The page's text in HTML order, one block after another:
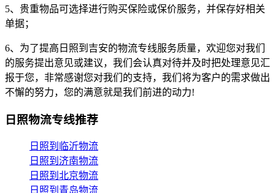
5、贵重物品可选择进行购买保险或保价服务，并保存好相关
单据；
6、为了提高日照到吉安的物流专线服务质量，欢迎您对我们
的服务提出意见或建议，我们会认真对待并及时把处理意见汇
报于您，非常感谢您对我们的支持，我们将为客户的需求做出
不懈的努力，您的满意就是我们前进的动力!
日照物流专线推荐
日照到临沂物流
日照到济南物流
日照到北京物流
日照到青岛物流